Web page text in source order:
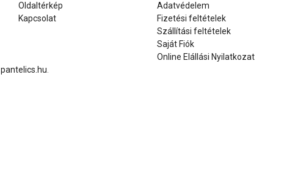
Oldaltérkép
Kapcsolat
Adatvédelem
Fizetési feltételek
Szállítási feltételek
Saját Fiók
Online Elállási Nyilatkozat
pantelics.hu